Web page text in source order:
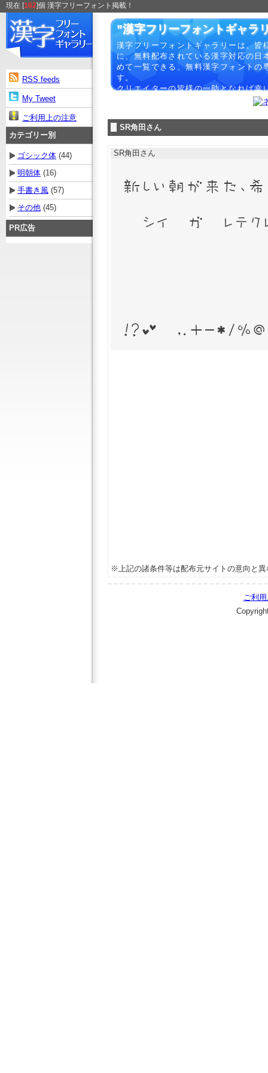
現在 [162]個 漢字フリーフォント掲載！
RSS feeds
My Tweet
ご利用上の注意
カテゴリー別
ゴシック体 (44)
明朝体 (16)
手書き風 (57)
その他 (45)
PR広告
”漢字フリーフォントギャラ
漢字フリーフォントギャラリーは、皆
に、無料配布されている漢字対応の日
めて一覧できる、無料漢字フォントの
す。
クリエイターの皆様の一助となれば幸
SR角田さん
SR角田さん
※上記の諸条件等は配布元サイトの意向と
ご利